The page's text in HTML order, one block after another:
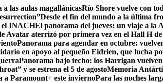
las aulas magallánicasRío Shore vuelve con
Desde el fin del mundo a la última
el INACHEl panorama del jueves: un viaje a la
Avatar aterrizó por primera vez en el Hall H de
Panorama para agendar en octubre:
en apoyo al pequeño Eidrien, que lucha
Panorama bajo techo: los Harrigan
y se estrena el 5 de agostoMemoria
a Paramount+ este inviernoPara las noches